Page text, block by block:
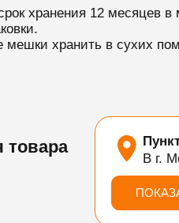
хранения 12 месяцев
мешки хранить в сухих
товара
В г.